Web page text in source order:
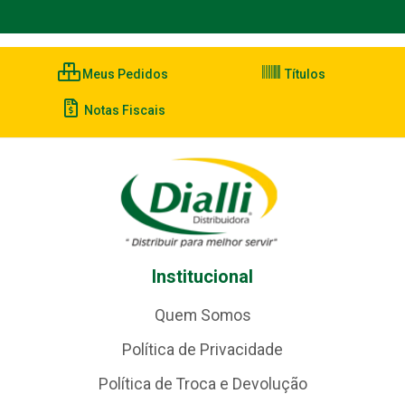
Meus Pedidos Títulos
Notas Fiscais
Institucional
Quem Somos
Política de Privacidade
Política de Troca e Devolução